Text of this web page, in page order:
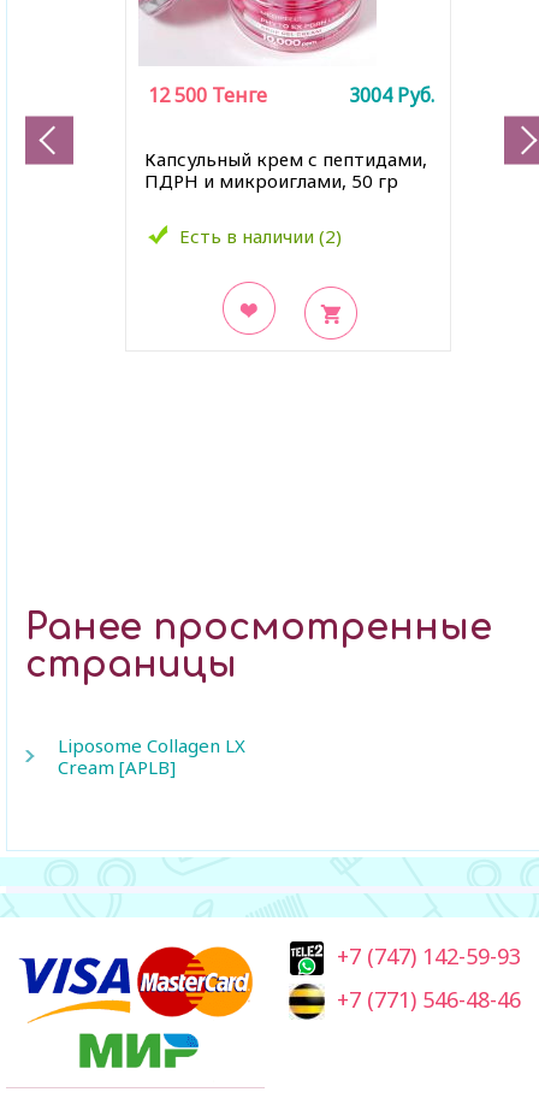
Капсульный крем с пептидами,
ПДРН и микроиглами, 50 гр
Есть в наличии (2)
12 500 Тенге 3004Руб.
Ранее просмотренные
страницы
Liposome Collagen LX
Cream [APLB]
+7 (747) 142-59-93
+7 (771) 546-48-46